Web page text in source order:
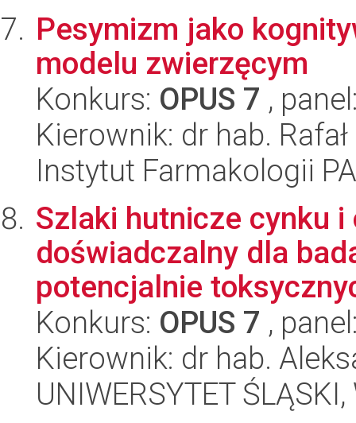
Pesymizm jako
modelu zwierzęcym
Konkurs: OPUS 7 ,
Kierownik: dr hab. Rafał
Instytut Farmakologii
Szlaki hutnicze cynku i
doświadczalny dla
potencjalnie
Konkurs: OPUS 7 ,
Kierownik: dr hab.
UNIWERSYTET